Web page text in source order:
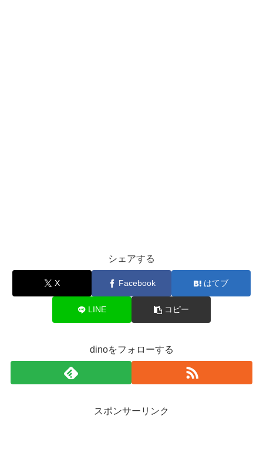
シェアする
X Facebook はてブ
LINE コピー
dinoをフォローする
スポンサーリンク